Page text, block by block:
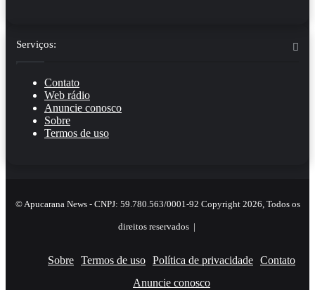
Serviços:
Contato
Web rádio
Anuncie conosco
Sobre
Termos de uso
© Apucarana News - CNPJ: 59.780.563/0001-92 Copyright 2026, Todos os
direitos reservados |
Sobre Termos de uso Política de privacidade Contato
Anuncie conosco